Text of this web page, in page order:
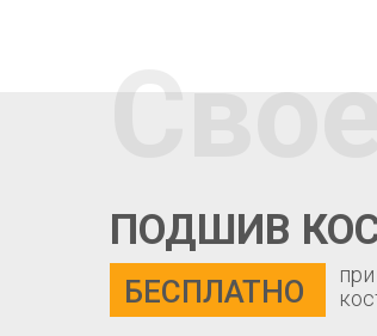
ПОДШИВ
БЕСПЛАТНО